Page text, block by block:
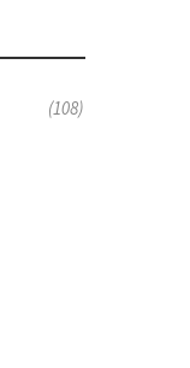
(108)